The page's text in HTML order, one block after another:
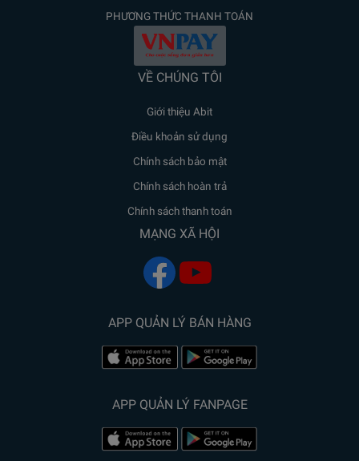
PHƯƠNG THỨC THANH TOÁN
VỀ CHÚNG TÔI
Giới thiệu Abit
Điều khoản sử dụng
Chính sách bảo mật
Chính sách hoàn trả
Chính sách thanh toán
MẠNG XÃ HỘI
APP QUẢN LÝ BÁN HÀNG
APP QUẢN LÝ FANPAGE